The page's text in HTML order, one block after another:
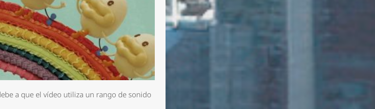
a que el vídeo utiliza un rango de sonido